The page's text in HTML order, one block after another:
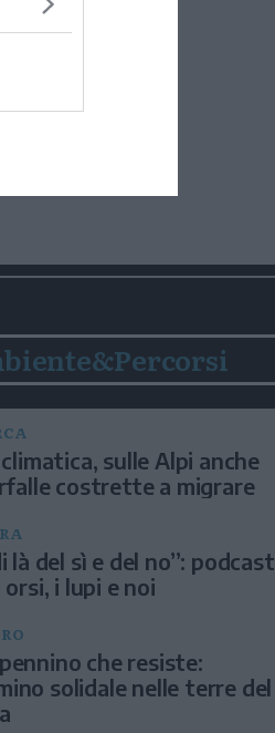
sulle Alpi anche
costrette a migrare
là del sì e del no”: podcast
orsi, i lupi e noi
che resiste:
solidale nelle terre del